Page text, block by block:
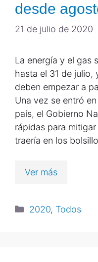
desde
21 de julio de 2020
La energía y el gas
hasta el 31 de julio,
deben empezar a
Una vez se entró
país, el Gobierno
rápidas para
traería en los
Ver más
2020, Todos